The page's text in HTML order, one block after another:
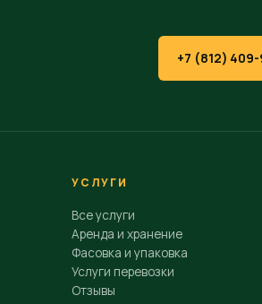
+7 (812)
УСЛУГИ
Все услуги
Аренда и хранение
Фасовка и упаковка
Услуги перевозки
Отзывы